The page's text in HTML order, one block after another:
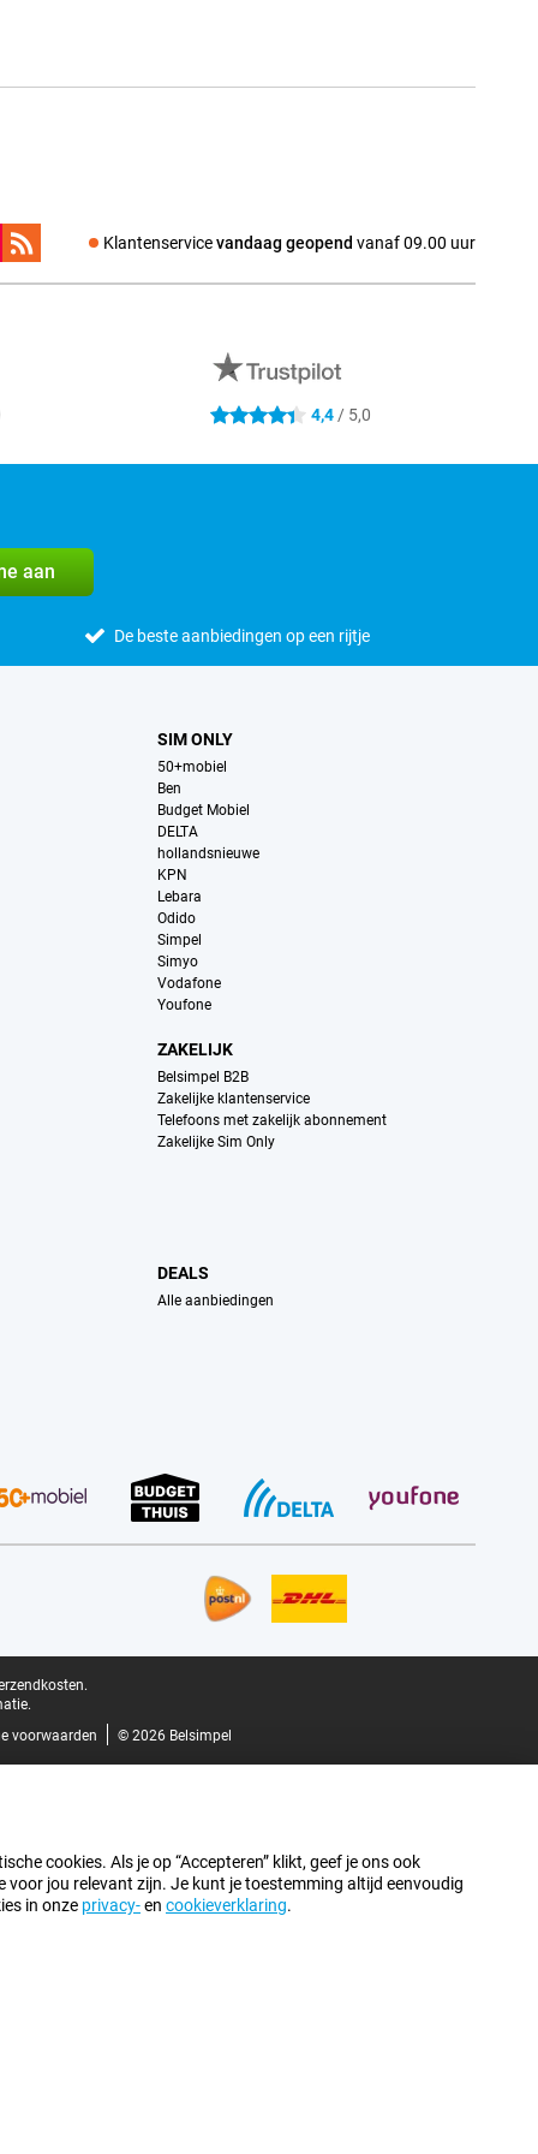
Klantenservicevandaag geopend vanaf 09.00 uur
4.4 sterren 4,4 / 5,0
aan
De beste aanbiedingen op een rijtje
SIM ONLY
50+mobiel
Ben
Budget Mobiel
DELTA
hollandsnieuwe
KPN
Lebara
Odido
Simpel
Simyo
Vodafone
Youfone
ZAKELIJK
Belsimpel B2B
Zakelijke klantenservice
Telefoons met zakelijk abonnement
Zakelijke Sim Only
DEALS
Alle aanbiedingen
voorwaarden © 2026 Belsimpel
cookies. Als je op “Accepteren” klikt, geef je ons ook
jou relevant zijn. Je kunt je toestemming altijd eenvoudig
in onze privacy-en cookieverklaring.